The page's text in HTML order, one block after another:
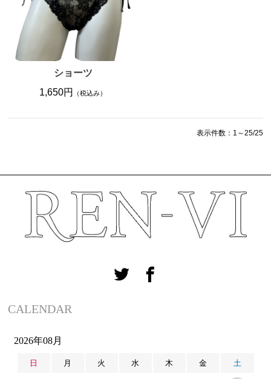
ショーツ
1,650円
（税込み）
表示件数：1～25/25
CALENDAR
2026年08月
日 月 火 水 木 金 土